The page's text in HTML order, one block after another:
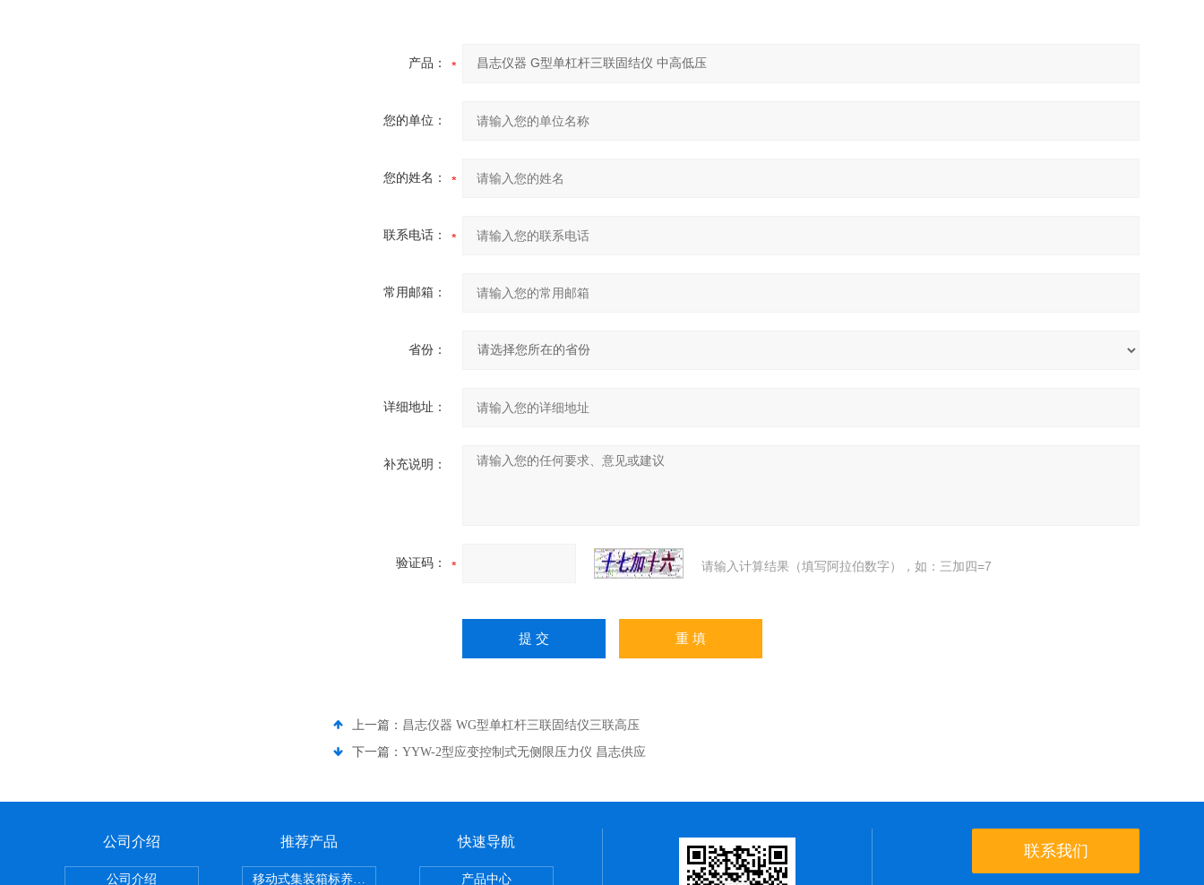
产品：
您的单位：
您的姓名：
联系电话：
常用邮箱：
省份：
详细地址：
补充说明：
验证码： 请输入计算结果（填写阿拉伯数字），如：三加四=7
上一篇： 昌志仪器 WG型单杠杆三联固结仪三联高压
下一篇： YYW-2型应变控制式无侧限压力仪 昌志供应
公司介绍
公司介绍
推荐产品
移动式集装箱标养室 养护室设备
快速导航
产品中心
联系我们